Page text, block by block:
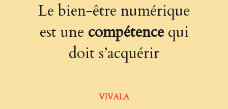
Le bien-être numérique
est une compétencequi
doit s’acquérir
VIVALA